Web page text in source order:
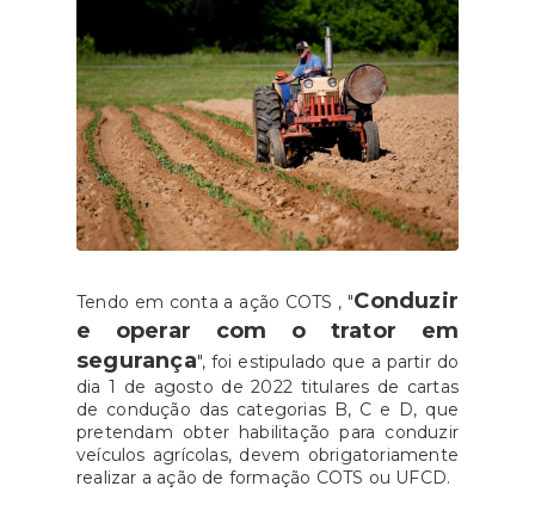
Tendo em conta a ação COTS , "Conduzir
e operar com o trator em
segurança", foi estipulado que a partir do
dia 1 de agosto de 2022 titulares de cartas
de condução das categorias B, C e D, que
pretendam obter habilitação para conduzir
veículos agrícolas, devem obrigatoriamente
realizar a ação de formação COTS ou UFCD.